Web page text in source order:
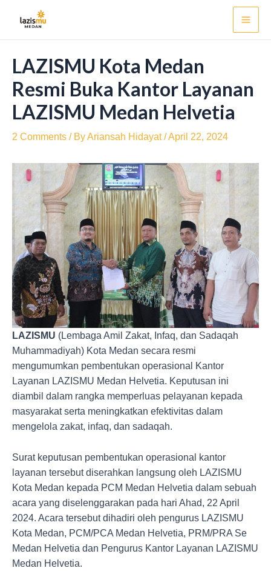
LAZISMU Kota Medan
Resmi Buka Kantor Layanan
LAZISMU Medan Helvetia
2 Comments / ByAriansah Hidayat/April 22, 2024
LAZISMU (Lembaga Amil Zakat, Infaq, dan Sadaqah
Muhammadiyah) Kota Medan secara resmi
mengumumkan pembentukan operasional Kantor
Layanan LAZISMU Medan Helvetia. Keputusan ini
diambil dalam rangka memperluas pelayanan kepada
masyarakat serta meningkatkan efektivitas dalam
mengelola zakat, infaq, dan sadaqah.
Surat keputusan pembentukan operasional kantor
layanan tersebut diserahkan langsung oleh LAZISMU
Kota Medan kepada PCM Medan Helvetia dalam sebuah
acara yang diselenggarakan pada hari Ahad, 22 April
2024. Acara tersebut dihadiri oleh pengurus LAZISMU
Kota Medan, PCM/PCA Medan Helvetia, PRM/PRA Se
Medan Helvetia dan Pengurus Kantor Layanan LAZISMU
Medan Helvetia.
navigation